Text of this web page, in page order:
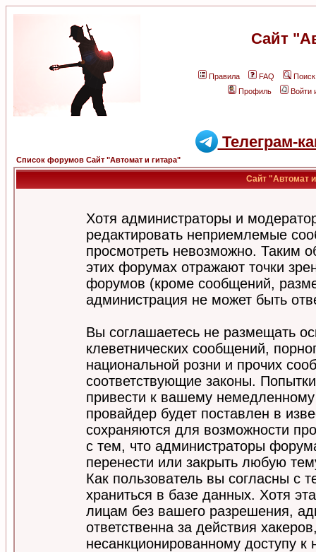
Сайт
Правила FAQ
Поиск
Профиль
Войти
Телеграм-
Список форумов Сайт "Автомат и гитара"
Сайт "Автомат и
Хотя администраторы и
редактировать неприемлемые
просмотреть невозможно. Таким
этих форумах отражают точки
форумов (кроме сообщений,
администрация не может быть
Вы соглашаетесь не размещать
клеветнических сообщений,
национальной розни и прочих
соответствующие законы.
привести к вашему
провайдер будет поставлен в
сохраняются для возможности
с тем, что администраторы
перенести или закрыть любую
Как пользователь вы согласны с
храниться в базе данных. Хотя
лицам без вашего разрешения,
ответственна за действия
несанкционированному доступу к